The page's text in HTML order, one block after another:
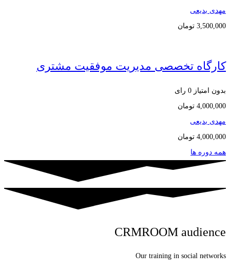
مهدی بدیعی
3,500,000 تومان
کارگاه تخصصی مدیریت موفقیت مشتری
بدون امتیاز 0 رای
4,000,000 تومان
مهدی بدیعی
4,000,000 تومان
همه دوره ها
CRMROOM audience
Our training in social networks